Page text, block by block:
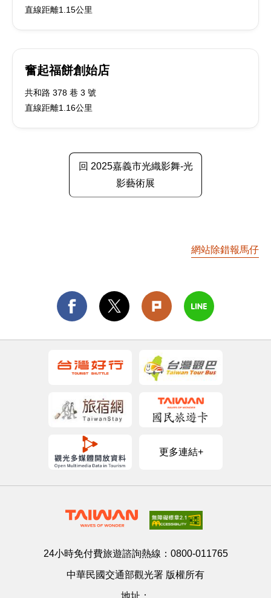
直線距離1.15公里
奮起福餅創始店
共和路 378 巷 3 號
直線距離1.16公里
回 2025嘉義市光織影舞-光
影藝術展
網站除錯報馬仔
更多連結+
24小時免付費旅遊諮詢熱線： 0800-011765
中華民國交通部觀光署 版權所有
地址：